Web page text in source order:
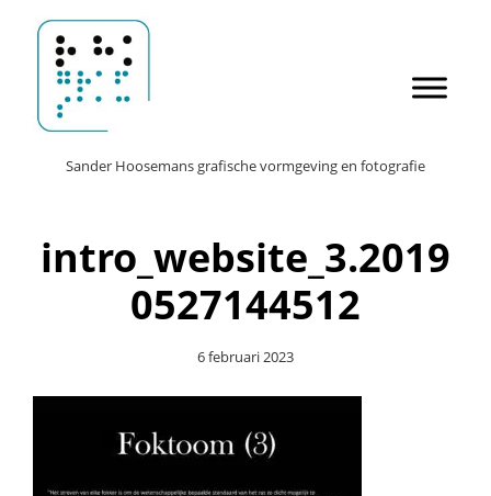
naar
de
hoofd
inhoud
Sander Hoosemans
HeaderSander Hoosemans grafische vormgeving en fotografie
intro_website_3.2019
0527144512
6 februari 2023